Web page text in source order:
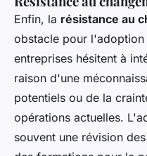
Enfin, la résistance au
obstacle pour l'adoption
entreprises hésitent à
raison d'une
potentiels ou de la
opérations actuelles.
souvent une révision